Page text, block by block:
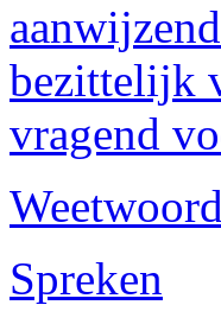
bezittelijk
vragend
Spreken